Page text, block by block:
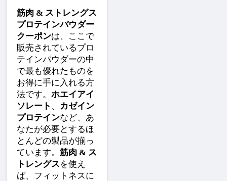
筋肉 & ストレングス
プロテインパウダー
クーポンは、ここで
販売されているプロ
テインパウダーの中
で最も優れたものを
お得に手に入れる方
法です。 ホエイアイ
ソレート 、
カゼイン
プロテインなど、あ
なたが必要とするほ
とんどの製品が揃っ
ています。 筋肉 & ス
トレングスを使え
ば、フィットネスに